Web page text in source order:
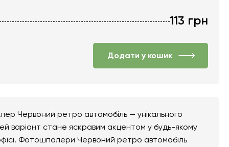
113 грн
Додати у кошик
Червоний ретро автомобіль — унікального
варіант стане яскравим акцентом у будь-якому
офісі. Фотошпалери Червоний ретро автомобіль